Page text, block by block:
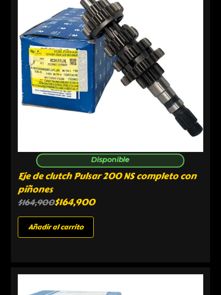
Disponible
Eje de clutch Pulsar 200 NS completo con
piñones
$164,900$164,900
Añadir al carrito